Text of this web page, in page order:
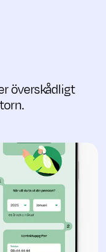
överskådligt